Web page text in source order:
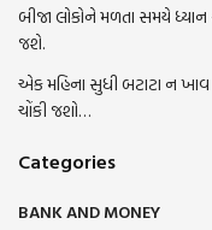
બીજા લોકોને મળતા સમયે ધ્યાન
જશે.
એક મહિના સુધી બટાટા ન ખાવ
ચોંકી જશો…
Categories
BANK AND MONEY